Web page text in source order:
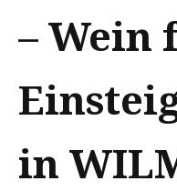
– Wein
in